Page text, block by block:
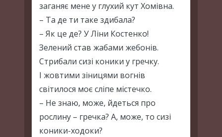
заганяє мене у глухий кут Хомівна.
– Та де ти таке здибала?
– Як це де? У Ліни Костенко!
Зелений став жабами жебонів.
Стрибали сизі коники у гречку.
І жовтими зіницями вогнів
світилося моє сліпе містечко.
– Не знаю, може, йдеться про
рослину – гречка? А, може, то сизі
коники-ходоки?